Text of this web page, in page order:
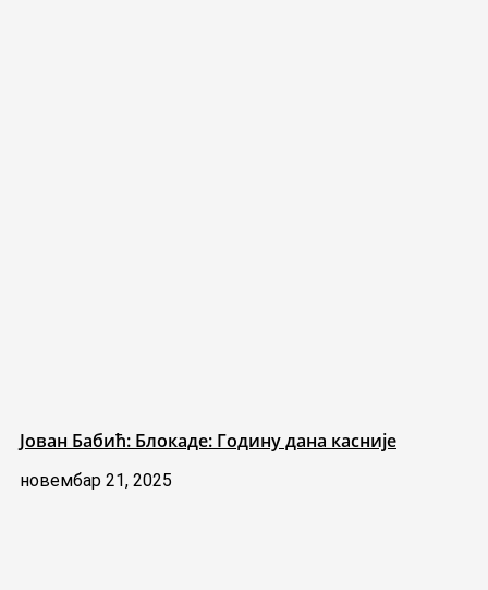
Јован Бабић: Блокаде: Годину дана касније
новембар 21, 2025